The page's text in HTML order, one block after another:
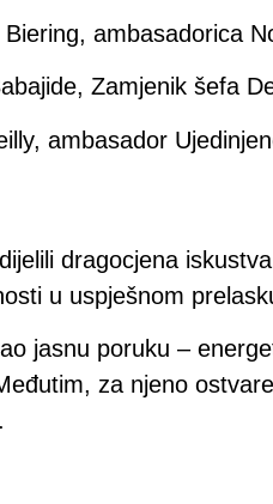
ambasadorica
Zamjenik šefa
ambasador
dragocjena
u uspješnom
jasnu poruku –
za njeno